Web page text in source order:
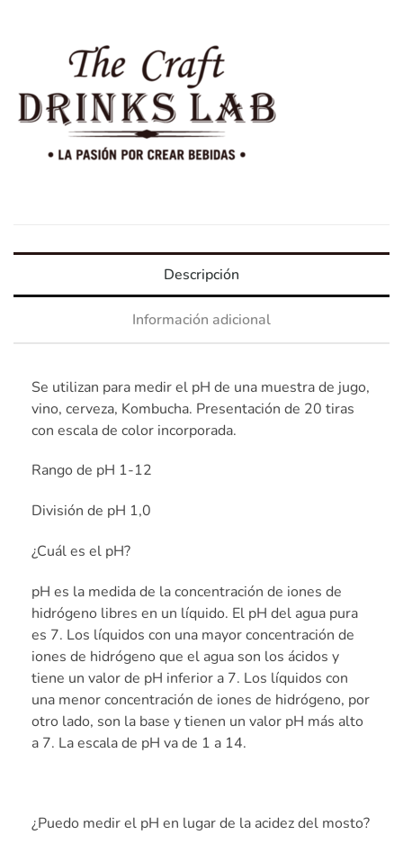
Descripción
Información adicional
Se utilizan para medir el pH de una muestra de jugo,
vino, cerveza, Kombucha. Presentación de 20 tiras
con escala de color incorporada.
Rango de pH 1-12
División de pH 1,0
¿Cuál es el pH?
pH es la medida de la concentración de iones de
hidrógeno libres en un líquido. El pH del agua pura
es 7. Los líquidos con una mayor concentración de
iones de hidrógeno que el agua son los ácidos y
tiene un valor de pH inferior a 7. Los líquidos con
una menor concentración de iones de hidrógeno, por
otro lado, son la base y tienen un valor pH más alto
a 7. La escala de pH va de 1 a 14.
¿Puedo medir el pH en lugar de la acidez del mosto?